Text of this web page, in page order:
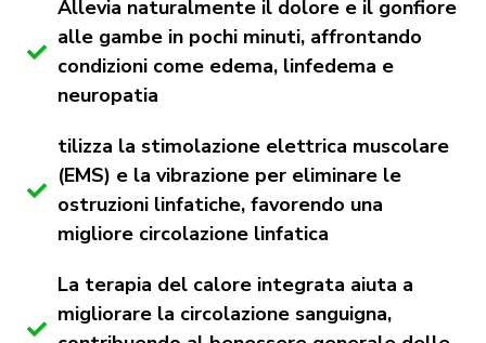
Allevia naturalmente il dolore e il gonfiore
alle gambe in pochi minuti, affrontando
condizioni come edema, linfedema e
neuropatia
tilizza la stimolazione elettrica muscolare
(EMS) e la vibrazione per eliminare le
ostruzioni linfatiche, favorendo una
migliore circolazione linfatica
La terapia del calore integrata aiuta a
migliorare la circolazione sanguigna,